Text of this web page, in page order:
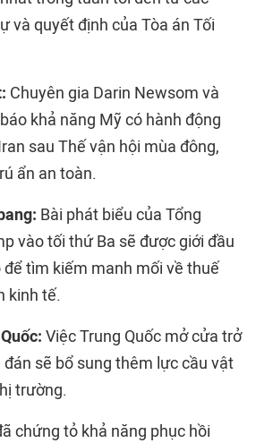
và quyết định của Tòa án Tối
Chuyên gia Darin Newsom và
khả năng Mỹ có hành động
sau Thế vận hội mùa đông,
ẩn an toàn.
Bài phát biểu của Tổng
vào tối thứ Ba sẽ được giới đầu
tìm kiếm manh mối về thuế
kinh tế.
Việc Trung Quốc mở cửa trở
sẽ bổ sung thêm lực cầu vật
trường.
chứng tỏ khả năng phục hồi